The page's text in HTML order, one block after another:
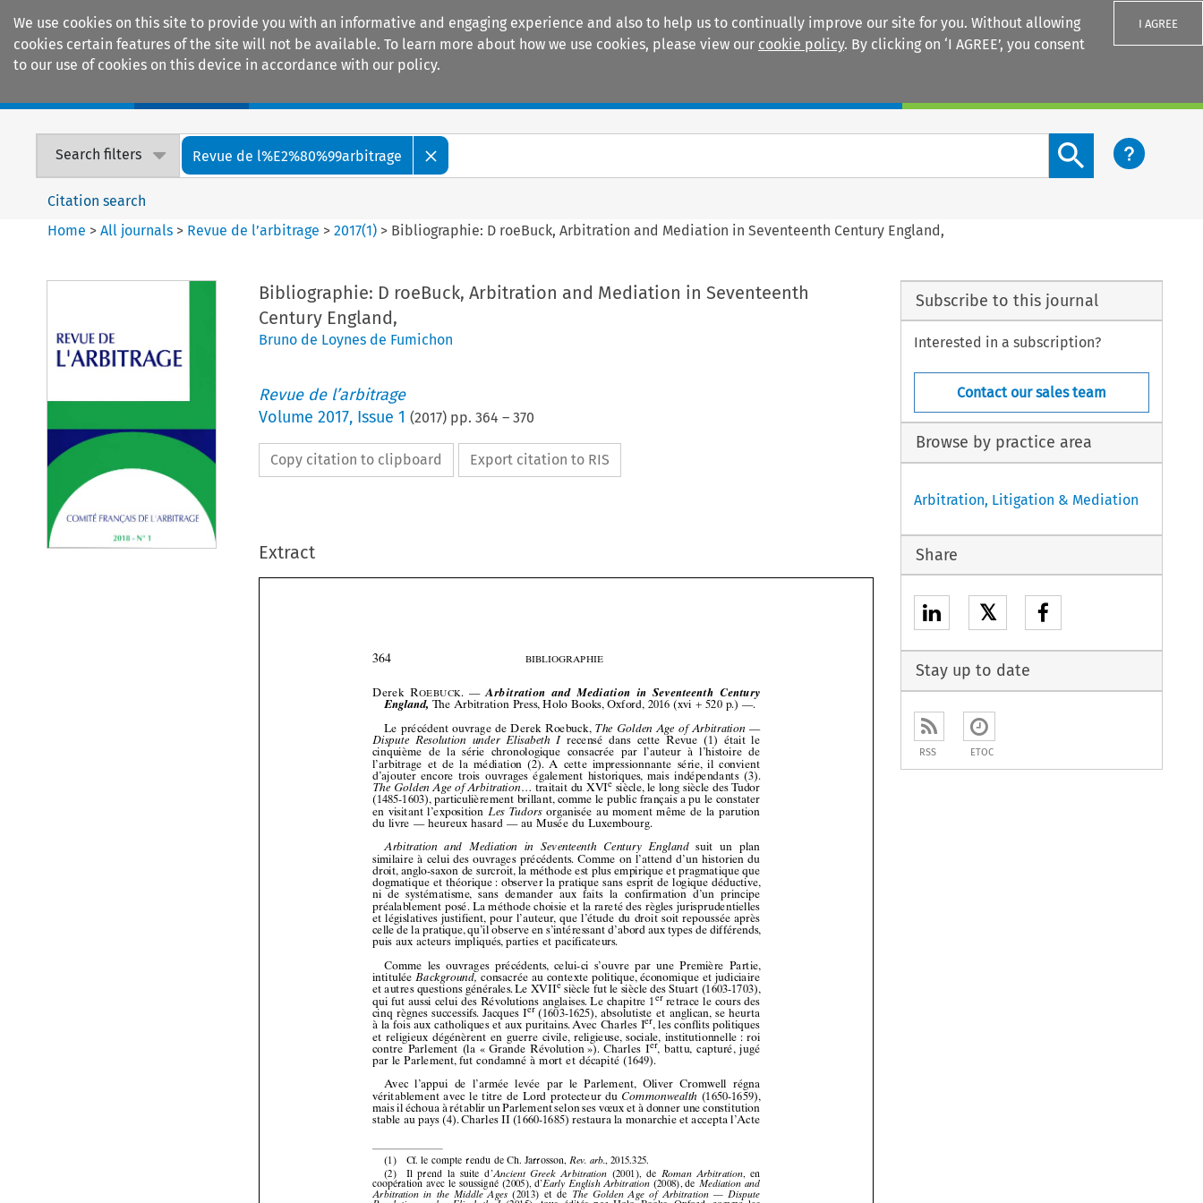
We use cookies on this site to provide you with an informative and engaging experience and also to help us to continually improve our site for you. Without allowing
cookies certain features of the site will not be available. To learn more about how we use cookies, please view our cookie policy. By clicking on ‘I AGREE’, you consent
to our use of cookies on this device in accordance with our policy.
I AGREE
Search filters Revue de l%E2%80%99arbitrage
Search content button
Citation search
Home >All journals > Revue de l’arbitrage >2017(1) > Bibliographie: D roeBuck, Arbitration and Mediation in Seventeenth Century England,
Bibliographie: D roeBuck, Arbitration and Mediation in Seventeenth
Century England,
Bruno de Loynes de Fumichon
Revue de l’arbitrage
Volume 2017, Issue 1 (2017) pp. 364 – 370
Copy citation to clipboard Export citation to RIS
Extract
 
             
           


          
          


        


          
        
             


         
            
         
         
           
           
           
          
          
           
            
      

        

        
            
             


          

               
          
            
         
          


       

              
            
          
            


          


            

364 bibliogRaPHie
derek r oeBuck. — Arbitration and Media tion in Seventeenth Centur y
England,
the arbitration books , oxford, + 520 p.) —.
le précédent ouvrage de derek Roebuck, The Golden Age of Arbitration
Revue
l’arbitrage et de la  médiation (2). a cette impressionnante série, il convient
d’ajouter
ouvrages également historiques indépendants
(3).
The
Golden Age of Arbitration... traitait du Xvie siècle, le long siècle des tu dor
(1485-1603), particulièrement brillant,comme le public français a pu le constater
en visitant l’exposition Les Tudors organisée au moment même de la parution
du livre — heureux hasard — au Musée du luxembourg.
Arbitration and Mediation in  Seventeenth Century England suit un plan
similaire
à celui des ouvrages précédents . Comme on l’attend d’un historien du
droit,anglo-saxon de surcroit,la méthode est plus empirique et pragmatique que
dogmatique et théorique : observer la pratique sans esprit de logique déductive,
ni de systématisme,  sans demander aux faits la confirmation d’un
principe
préalablement posé. la méthode choisie et la rareté des
jurisprudentielles
et législatives justifient, pour l’auteur, que l’étude du droit
impliqués , parties et pacificateurs .
Comme
les ouvrages précédents,  celui-ci s’ouvre par une Première Partie,
intitulée
Bac kground, consacrée au contexte politique, économique
et judiciaire
et autres questions générales . le Xvii e siècle fut le siècle des Stuart (1603-1703),
qui fut aussi celui des Révolutions anglaises. le chapitre 1 retrace le cours des
cinq règnes successifs. Jacques i er (1603-1625), absolutiste et anglican,
se heurta
à la fois aux catholiques et aux puritains. avec Charles ier, les conflits politiques
et religieux dégénèrent en guerre civile, religieuse, sociale, institutionnelle : roi
contre Parlement (la « grande Révolution »). Charles ier, battu, capturé, jugé
par le Parlement, fut condamné à mort et décapité (1649).
avec l’appui de l’armée levée par le Parlement, oliver Cromwell régna
véritablement avec le titre de lord protecteur du Commonwealth (1650-1659),
vœux et à donner une
(1) Cf. le compte rendu de Ch. Jarrosson,
,  2015.325.
(2)
il  prend la  suite d’Ancient Greek Arbitration (2001), de Roman Arbitration
en
coopération avec le soussigné (2005), d’Early English Arbitration (2008), de Mediation
and
Arbitration in the Middle Ages (2013) et de The Golden Age of Arbitration — Dispute
Comparisons in Law, Language and History (2010), un ouvrage de droit comparé.
(4)
Par Acte de navigation (1651), qui réservait le transport de marchandises anglaises
au
pavillon national, Cromwell donna son essor au commerce extérieur britannique au
détrimentde la Hollande, et il jeta l’unedesbases de la prédominance économique mondiale
du
pays aux Xviiie et XiXe siècle. d’autres événements économiques du Xviie siècle (p. 7)
permirent l’essor du capitalisme en angleterre: la création, peu avant la disparition de
Subscribe to this journal
Interested in a subscription?
Contact our sales team
Browse by practice area
Arbitration, Litigation & Mediation
Share
𝕏
Stay up to date
RSS ETOC